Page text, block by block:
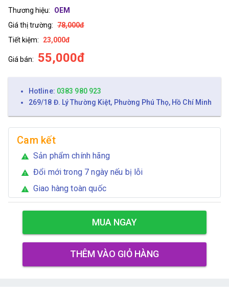
Thương hiệu:
OEM
Giá thị trường: 78,000đ
Tiết kiệm:
23,000đ
Giá bán: 55,000đ
Hotline: 0383 980 923
269/18 Đ. Lý Thường Kiệt, Phường Phú Thọ, Hồ Chí Minh
Cam kết
warning Sản phẩm chính hãng
warning Đổi mới trong 7 ngày nếu bị lỗi
warning Giao hàng toàn quốc
MUA NGAY
THÊM VÀO GIỎ HÀNG